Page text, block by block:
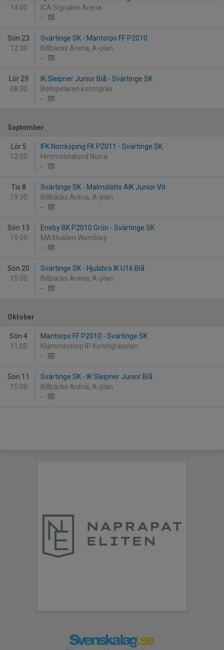
14:00
ICA Signalen Arena
-
Sön 23
12:30
Svärtinge SK - Mantorps FF P2010
Billbäcks Arena, A-plan
-
Lör 29
08:30
IK Sleipner Junior Blå - Svärtinge SK
Bollspelaren konstgräs
-
September
Lör 5
12:00
IFK Norrköping FK P2011 - Svärtinge SK
Himmelstalund Norra
-
Tis 8
19:30
Svärtinge SK - Malmslätts AIK Junior Vit
Billbäcks Arena, A-plan
-
Sön 13
19:00
Eneby BK P2010 Grön - Svärtinge SK
MAXIvallen Wembley
-
Sön 20
15:00
Svärtinge SK - Hjulsbro IK U16 Blå
Billbäcks Arena, A-plan
-
Oktober
Sön 4
11:00
Mantorps FF P2010 - Svärtinge SK
Klämmestorp IP Konstgräsplan
-
Sön 11
15:00
Svärtinge SK - IK Sleipner Junior Blå
Billbäcks Arena, A-plan
-